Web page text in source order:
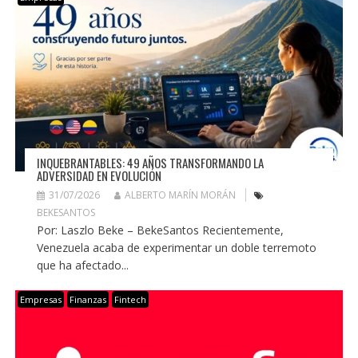
INQUEBRANTABLES: 49 AÑOS TRANSFORMANDO LA
ADVERSIDAD EN EVOLUCIÓN
31/07/2026
ALBERTO MARÍN MORÁN
BEKESANTOS
Por: Laszlo Beke – BekeSantos Recientemente,
Venezuela acaba de experimentar un doble terremoto
que ha afectado...
Empresas Finanzas Fintech